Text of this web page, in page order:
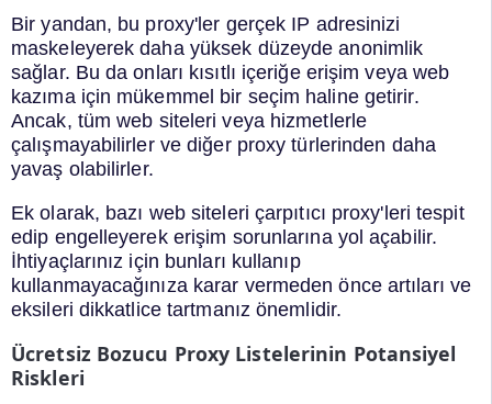
Bir yandan, bu proxy'ler gerçek IP adresinizi
maskeleyerek daha yüksek düzeyde anonimlik
sağlar. Bu da onları kısıtlı içeriğe erişim veya web
kazıma için mükemmel bir seçim haline getirir.
Ancak, tüm web siteleri veya hizmetlerle
çalışmayabilirler ve diğer proxy türlerinden daha
yavaş olabilirler.
Ek olarak, bazı web siteleri çarpıtıcı proxy'leri tespit
edip engelleyerek erişim sorunlarına yol açabilir.
İhtiyaçlarınız için bunları kullanıp
kullanmayacağınıza karar vermeden önce artıları ve
eksileri dikkatlice tartmanız önemlidir.
Ücretsiz Bozucu Proxy Listelerinin Potansiyel
Riskleri